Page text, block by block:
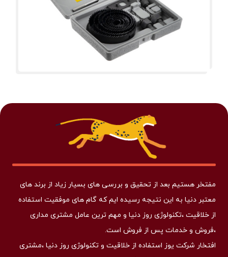
مفتخر هستیم بعد از تحقیق و بررسی های بسیار زیاد از برند های
معتبر دنیا به این نتیجه رسیده ایم که گام های موفقیت استفاده
از خلاقیت ،تکنولوژی روز دنیا و مهم ترین عامل مشتری مداری
،فروش و خدمات پس از فروش است.
افتخار شرکت یوز استفاده از خلاقیت و تکنولوژی روز دنیا ،مشتری